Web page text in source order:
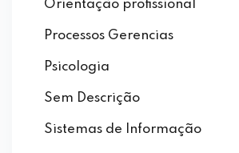
Orientação profissional
Processos Gerencias
Psicologia
Sem Descrição
Sistemas de Informação